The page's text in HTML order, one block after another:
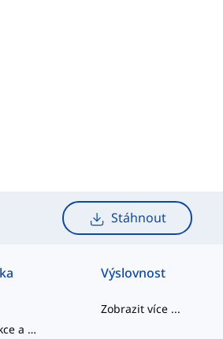
Stáhnout
Interpunkce a Pravopis
Výslovnost
Zobrazit více ...